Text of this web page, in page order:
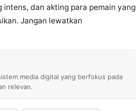
dan akting para pemain yang
Jangan lewatkan
media digital yang berfokus pada
relevan.